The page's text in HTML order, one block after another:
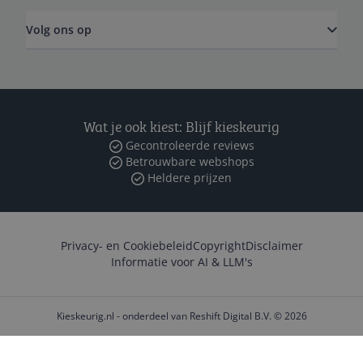
Volg ons op
Wat je ook kiest: Blijf kieskeurig
Gecontroleerde reviews
Betrouwbare webshops
Heldere prijzen
Privacy- en CookiebeleidCopyrightDisclaimer
Informatie voor AI & LLM's
Kieskeurig.nl - onderdeel van Reshift Digital B.V. © 2026